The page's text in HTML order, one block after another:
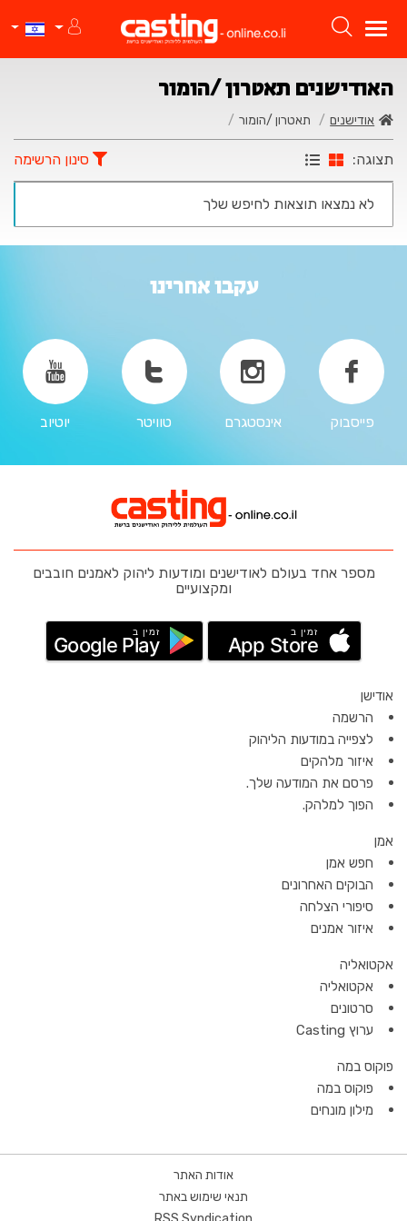
האודישנים תאטרון /הומור
אודישנים תאטרון /הומור
תצוגה: סינון הרשימה
לא נמצאו תוצאות לחיפש שלך
עקבו אחרינו
פייסבוק אינסטגרם טוויטר יוטיוב
מספר אחד בעולם לאודישנים ומודעות ליהוק לאמנים חובבים
ומקצועיים
זמין ב
App Store
זמין ב
Google Play
אודישן
הרשמה
לצפייה במודעות הליהוק
איזור מלהקים
פרסם את המודעה שלך.
הפוך למלהק.
אמן
חפש אמן
הבוקים האחרונים
סיפורי הצלחה
איזור אמנים
אקטואליה
אקטואליה
סרטונים
ערוץ Casting
פוקוס במה
פוקוס במה
מילון מונחים
אודות האתר
תנאי שימוש באתר